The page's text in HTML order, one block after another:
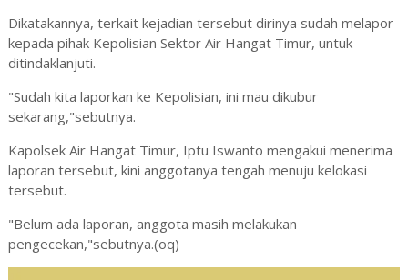
Dikatakannya, terkait kejadian tersebut dirinya sudah melapor
kepada pihak Kepolisian Sektor Air Hangat Timur, untuk
ditindaklanjuti.
"Sudah kita laporkan ke Kepolisian, ini mau dikubur
sekarang,"sebutnya.
Kapolsek Air Hangat Timur, Iptu Iswanto mengakui menerima
laporan tersebut, kini anggotanya tengah menuju kelokasi
tersebut.
"Belum ada laporan, anggota masih melakukan
pengecekan,"sebutnya.(oq)